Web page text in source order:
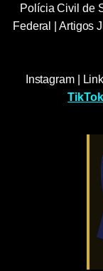
Polícia Civil de
Federal
Artigos
Instagram|